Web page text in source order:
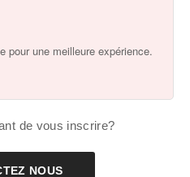
pour une meilleure expérience.
de vous inscrire?
NOUS